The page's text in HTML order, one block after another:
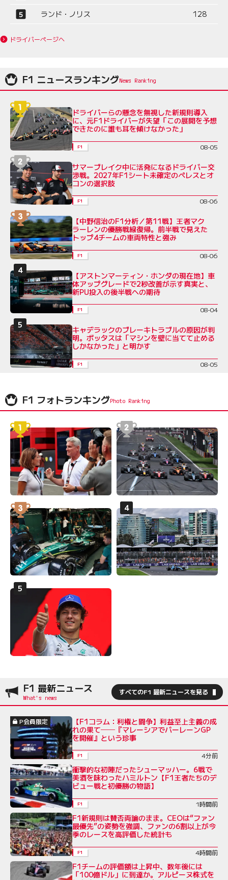
ランド・ノリス
128
ドライバーページへ
F1 ニュースランキング
ドライバーらの懸念を無視した新規則導入
に、元F1ドライバーが失望「この展開を予想
できたのに誰も耳を傾けなかった」
F1 08-05
サマーブレイク中に活発になるドライバー交
渉戦。2027年F1シート未確定のペレスとオ
コンの選択肢
F1 08-06
【中野信治のF1分析／第11戦】王者マク
ラーレンの優勝戦線復帰。前半戦で見えた
トップ4チームの車両特性と強み
F1 08-06
【アストンマーティン・ホンダの現在地】車
体アップグレードで2秒改善が示す真実と、
新PU投入の後半戦への期待
F1 08-04
キャデラックのブレーキトラブルの原因が判
明。ボッタスは「マシンを壁に当てて止める
しかなかった」と明かす
F1 08-05
F1 フォトランキング
F1 最新ニュース すべてのF1 最新ニュースを見る
P会員限定
【F1コラム：利権と闘争】利益至上主義の成
れの果て──『マレーシアでバーレーンGP
を開催』という珍事
F1 4分前
衝撃的な初陣だったシューマッハー。6戦で
美酒を味わったハミルトン【F1王者たちのデ
ビュー戦と初優勝の物語】
F1 1時間前
F1新規則は賛否両論のまま。CEOは“ファン
最優先”の姿勢を強調、ファンの6割以上が今
季のレースを高評価した統計も
F1 4時間前
F1チームの評価額は上昇中、数年後には
「100億ドル」に到達か。アルピーヌ株式を